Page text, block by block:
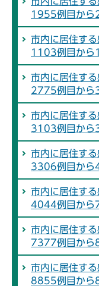
1955例目から
市内に居住す
1103例目から
市内に居住す
2775例目から
市内に居住す
3103例目から
市内に居住す
3306例目から
市内に居住す
4044例目から
市内に居住す
7377例目から
市内に居住す
8855例目から